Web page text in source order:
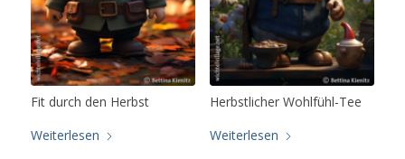
Fit durch den Herbst
Weiterlesen
Herbstlicher Wohlfühl-Tee
Weiterlesen